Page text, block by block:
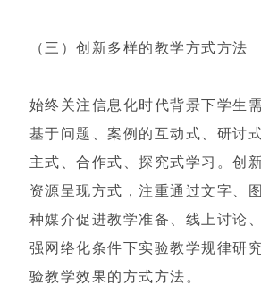
（三）创新多样的教学方式方法
始终关注信息化时代背景下学生
基于问题、案例的互动式、研讨
主式、合作式、探究式学习。创
资源呈现方式，注重通过文字、
种媒介促进教学准备、线上讨论
强网络化条件下实验教学规律研
验教学效果的方式方法。